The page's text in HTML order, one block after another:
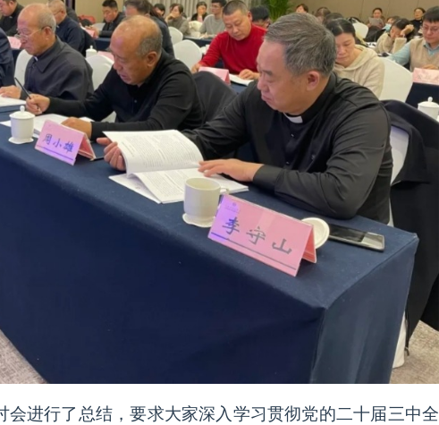
会进行了总结，要求大家深入学习贯彻党的二十届三中全